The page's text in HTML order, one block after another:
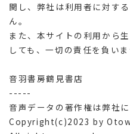
関し、弊社は利用者に対す
ん。
また、本サイトの利用から
しても、一切の責任を負いま
音羽書房鶴見書店
-----
音声データの著作権は弊社に
Copyright(c)2023 by